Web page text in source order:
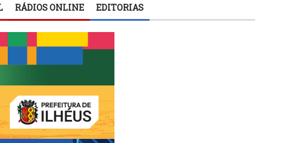
RÁDIOS ONLINE EDITORIAS